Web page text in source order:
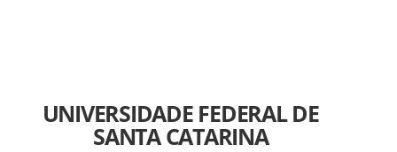
UNIVERSIDADE FEDERAL DE
SANTA CATARINA